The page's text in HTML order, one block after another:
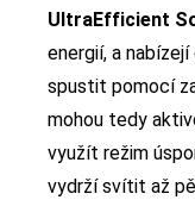
UltraEfficient
energií, a
spustit pomocí
mohou tedy
využít režim
vydrží svítit až